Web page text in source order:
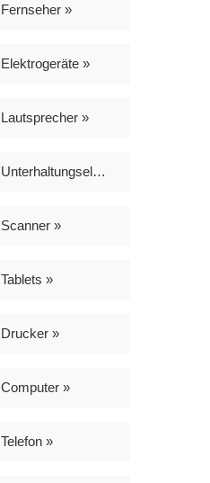
Fernseher »
Elektrogeräte »
Lautsprecher »
Unterhaltungselektronik »
Scanner »
Tablets »
Drucker »
Computer »
Telefon »